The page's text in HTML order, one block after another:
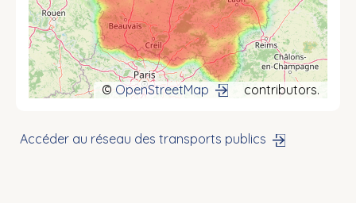
© OpenStreetMap contributors.
Accéder au réseau des transports publics